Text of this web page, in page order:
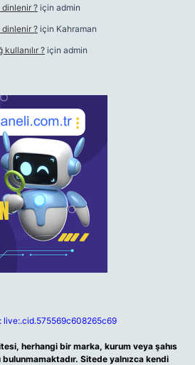
? için admin
? için Kahraman
? için admin
live:.cid.575569c608265c69
herhangi bir marka, kurum veya şahıs
Sitede yalnızca kendi